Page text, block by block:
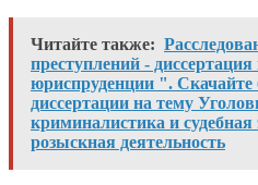
Читайте также:
преступлений -
юриспруденции ". Скачайте
диссертации на тему
криминалистика и судебная
розыскная деятельность